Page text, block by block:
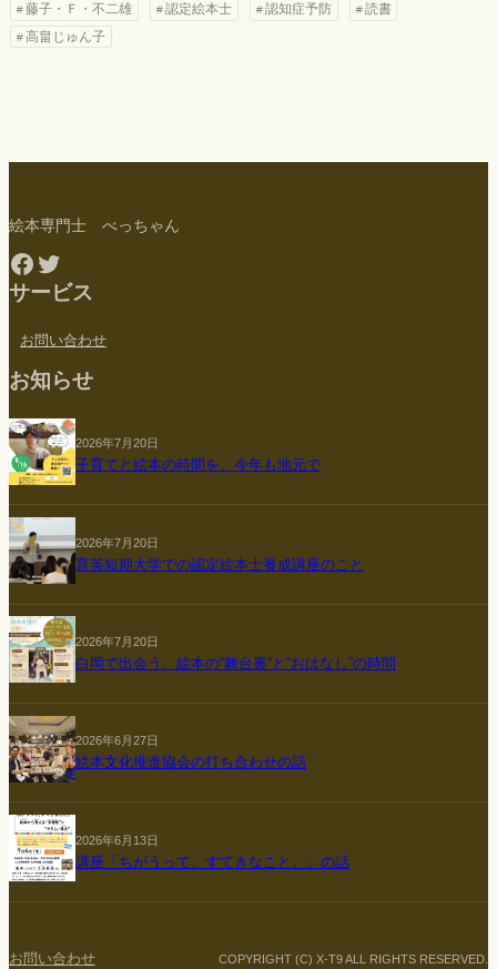
藤子・Ｆ・不二雄
認定絵本士 認知症予防
読書
高畠じゅん子
絵本専門士 べっちゃん
Facebook
Twitter
サービス
お問い合わせ
お知らせ
2026年7月20日
子育てと絵本の時間を、今年も地元で
2026年7月20日
育英短期大学での認定絵本士養成講座のこと
2026年7月20日
白岡で出会う、絵本の“舞台裏”と“おはなし”の時間
2026年6月27日
絵本文化推進協会の打ち合わせの話
2026年6月13日
講座「ちがうって、すてきなこと。」の話
お問い合わせ COPYRIGHT (C) X-T9 ALL RIGHTS RESERVED.